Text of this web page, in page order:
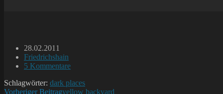
Beitrag
veröffentlicht:
28.02.2011
Beitrags-
Kategorie:
Friedrichshain
Beitrags-
5 Kommentare
Schlagwörter: dark places
Vorheriger Beitragyellow backyard